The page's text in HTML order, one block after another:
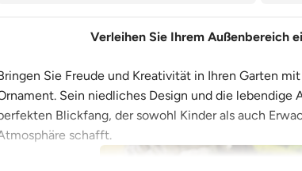
Verleihen Sie Ihrem Außenbereich
Sie Freude und Kreativität in Ihren Garten
Sein niedliches Design und die lebendige
Blickfang, der sowohl Kinder als auch
schafft.